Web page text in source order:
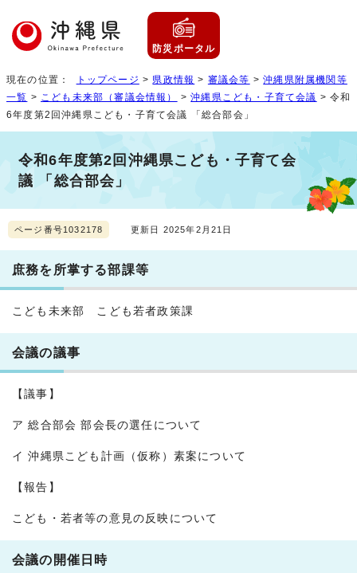
防災ポータル
現在の位置： トップページ > 県政情報 > 審議会等 >沖縄県附属機関等
一覧 > こども未来部（審議会情報） >沖縄県こども・子育て会議 > 令和
6年度第2回沖縄県こども・子育て会議 「総合部会」
令和6年度第2回沖縄県こども・子育て会
議 「総合部会」
ページ番号1032178 更新日 2025年2月21日
庶務を所掌する部課等
こども未来部 こども若者政策課
会議の議事
【議事】
ア 総合部会 部会長の選任について
イ 沖縄県こども計画（仮称）素案について
【報告】
こども・若者等の意見の反映について
会議の開催日時